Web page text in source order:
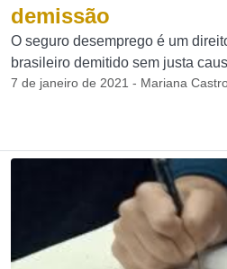
demissão
O seguro desemprego é um
brasileiro demitido sem justa
7 de janeiro de 2021 - Mariana